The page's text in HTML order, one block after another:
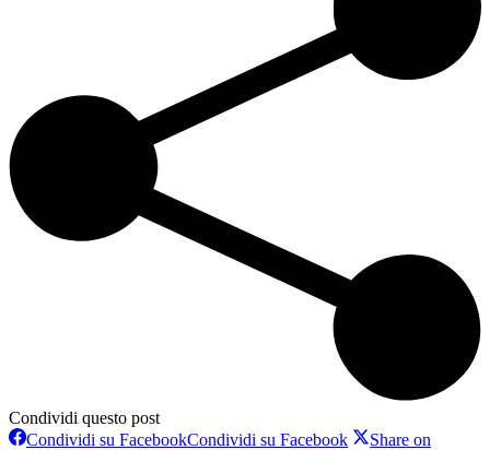
Condividi questo post
Condividi su FacebookCondividi su Facebook
Share on